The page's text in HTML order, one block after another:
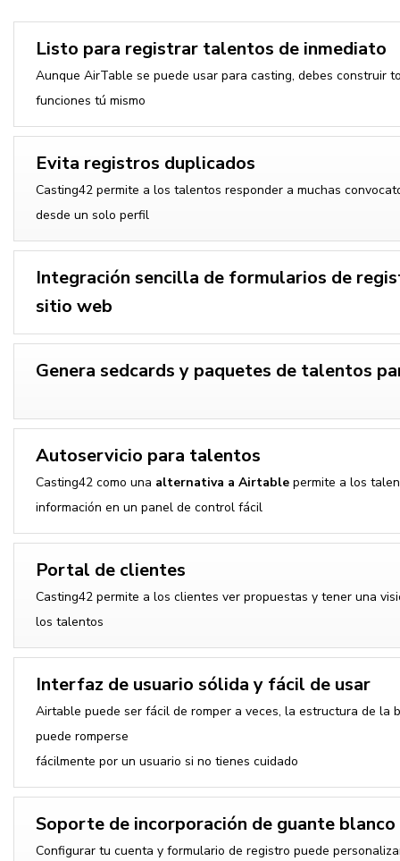
Listo para registrar talentos de inmediato
Aunque AirTable se puede usar para casting, debes construir
funciones tú mismo
Evita registros duplicados
Casting42 permite a los talentos responder a muchas
desde un solo perfil
Integración sencilla de formularios de
sitio web
Genera sedcards y paquetes de talentos
Autoservicio para talentos
Casting42 como una alternativa a Airtable permite a los
información en un panel de control fácil
Portal de clientes
Casting42 permite a los clientes ver propuestas y tener una
los talentos
Interfaz de usuario sólida y fácil de usar
Airtable puede ser fácil de romper a veces, la estructura de la
puede romperse
fácilmente por un usuario si no tienes cuidado
Soporte de incorporación de guante blanco
Configurar tu cuenta y formulario de registro puede